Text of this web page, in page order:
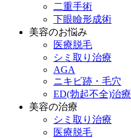
二重手術
下眼瞼形成術
美容のお悩み
医療脱毛
シミ取り治療
AGA
ニキビ跡・毛穴
ED(勃起不全)治療
美容の治療
シミ取り治療
医療脱毛